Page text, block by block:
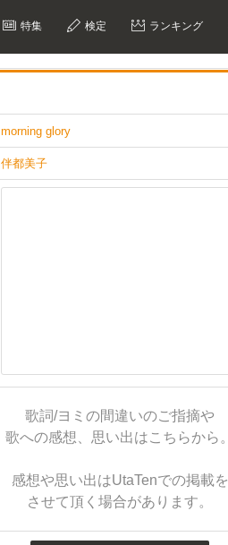
特集 検定 ランキング
morning glory
伴都美子
歌詞/ヨミの間違いのご指摘や
歌への感想、思い出はこちらから。
感想や思い出はUtaTenでの掲載を
させて頂く場合があります。